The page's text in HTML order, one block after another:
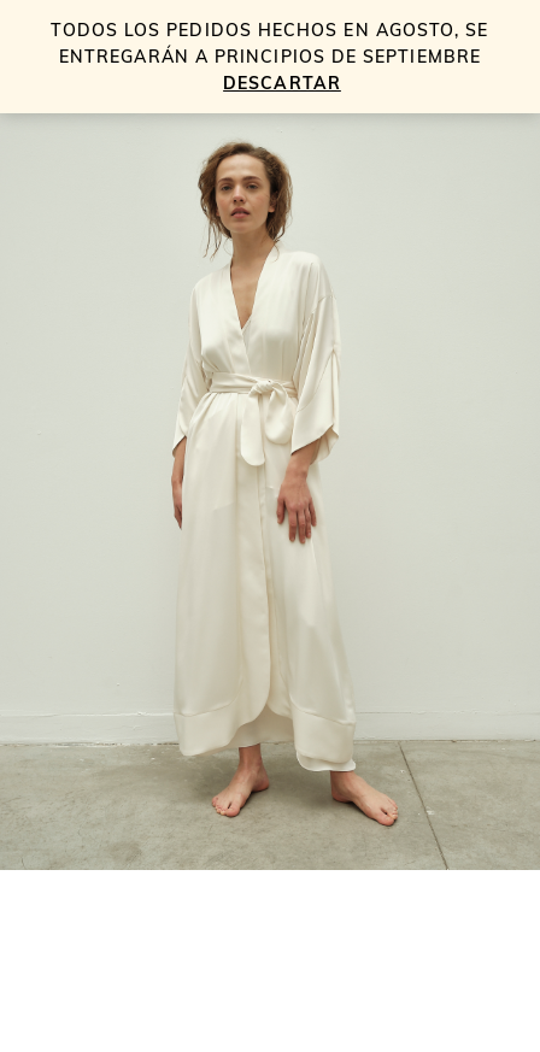
TODOS LOS PEDIDOS HECHOS EN AGOSTO, SE
ENTREGARÁN A PRINCIPIOS DE SEPTIEMBRE
DESCARTAR